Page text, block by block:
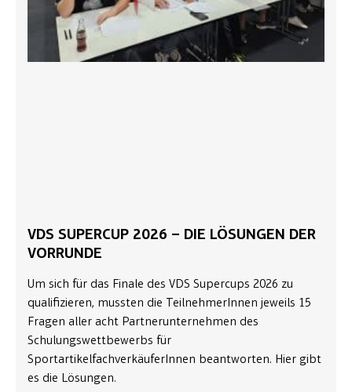
VDS SUPERCUP 2026 – DIE LÖSUNGEN DER
VORRUNDE
Um sich für das Finale des VDS Supercups 2026 zu
qualifizieren, mussten die TeilnehmerInnen jeweils 15
Fragen aller acht Partnerunternehmen des
Schulungswettbewerbs für
SportartikelfachverkäuferInnen beantworten. Hier gibt
es die Lösungen.